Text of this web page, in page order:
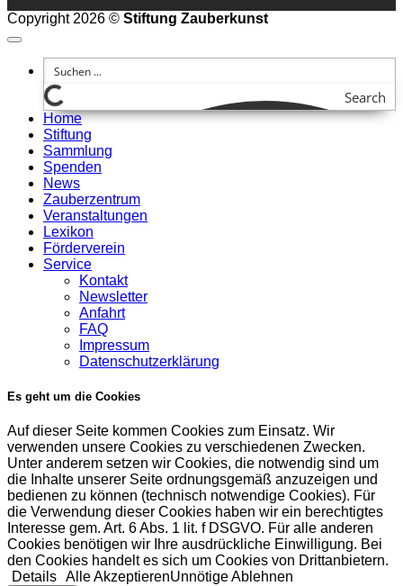
Copyright 2026 © Stiftung Zauberkunst
Search
Home
Stiftung
Sammlung
Spenden
News
Zauberzentrum
Veranstaltungen
Lexikon
Förderverein
Service
Kontakt
Newsletter
Anfahrt
FAQ
Impressum
Datenschutzerklärung
Es geht um die Cookies
Auf dieser Seite kommen Cookies zum Einsatz. Wir
verwenden unsere Cookies zu verschiedenen Zwecken.
Unter anderem setzen wir Cookies, die notwendig sind um
die Inhalte unserer Seite ordnungsgemäß anzuzeigen und
bedienen zu können (technisch notwendige Cookies). Für
die Verwendung dieser Cookies haben wir ein berechtigtes
Interesse gem. Art. 6 Abs. 1 lit. f DSGVO. Für alle anderen
Cookies benötigen wir Ihre ausdrückliche Einwilligung. Bei
den Cookies handelt es sich um Cookies von Drittanbietern.
Details Alle AkzeptierenUnnötige Ablehnen